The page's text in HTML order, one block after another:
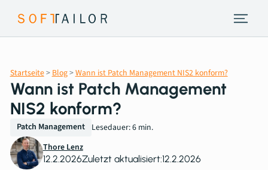
Endpoint Strategie
Leistungen
Tools
About
Startseite> Blog>Wann ist Patch Management NIS2 konform?
Wann ist Patch Management
NIS2 konform?
Patch Management
Lesedauer: 6 min.
Thore Lenz
12.2.2026Zuletzt aktualisiert:12.2.2026